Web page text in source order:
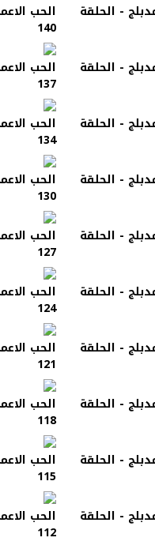
الاعمى 2 مدبلج - الحلقة
140
الاعمى 2 مدبلج - الحلقة
137
الاعمى 2 مدبلج - الحلقة
134
الاعمى 2 مدبلج - الحلقة
130
الاعمى 2 مدبلج - الحلقة
127
الاعمى 2 مدبلج - الحلقة
124
الاعمى 2 مدبلج - الحلقة
121
الاعمى 2 مدبلج - الحلقة
118
الاعمى 2 مدبلج - الحلقة
115
الاعمى 2 مدبلج - الحلقة
112